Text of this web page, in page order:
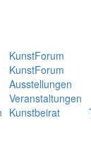
KunstForum
KunstForum
Ausstellungen
Veranstaltungen
Kunstbeirat